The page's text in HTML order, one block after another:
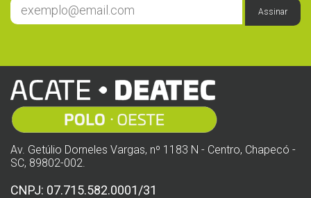
Assinar
Av. Getúlio Dorneles Vargas, nº 1183 N - Centro, Chapecó -
SC, 89802-002.
CNPJ: 07.715.582.0001/31